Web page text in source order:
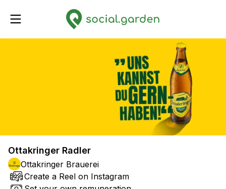
Ottakringer Radler
Ottakringer Brauerei
Create a Reel on Instagram